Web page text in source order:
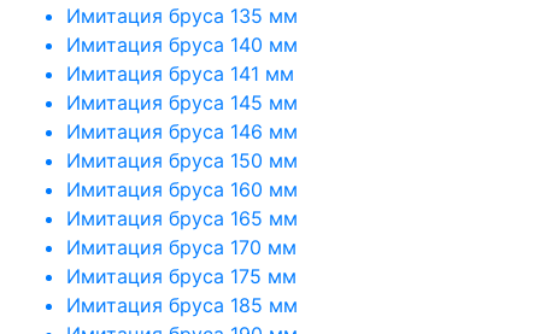
Имитация бруса 135 мм
Имитация бруса 140 мм
Имитация бруса 141 мм
Имитация бруса 145 мм
Имитация бруса 146 мм
Имитация бруса 150 мм
Имитация бруса 160 мм
Имитация бруса 165 мм
Имитация бруса 170 мм
Имитация бруса 175 мм
Имитация бруса 185 мм